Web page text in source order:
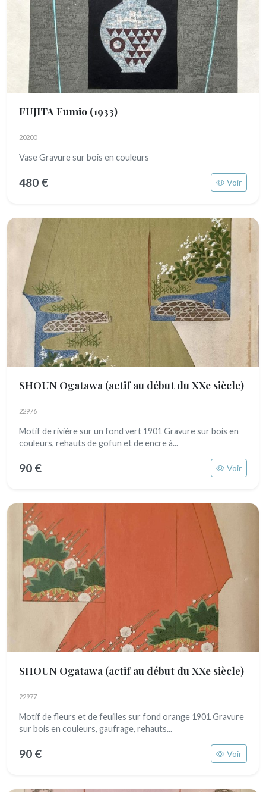
FUJITA Fumio (1933)
20200
Vase Gravure sur bois en couleurs
480 € Voir
SHOUN Ogatawa (actif au début du XXe siècle)
22976
Motif de rivière sur un fond vert 1901 Gravure sur bois en
couleurs, rehauts de gofun et de encre à...
90 € Voir
SHOUN Ogatawa (actif au début du XXe siècle)
22977
Motif de fleurs et de feuilles sur fond orange 1901 Gravure
sur bois en couleurs, gaufrage, rehauts...
90 € Voir